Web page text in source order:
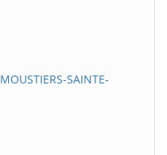
SAINTE-